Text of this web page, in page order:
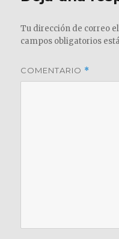
Tu dirección de correo
campos obligatorios
COMENTARIO *